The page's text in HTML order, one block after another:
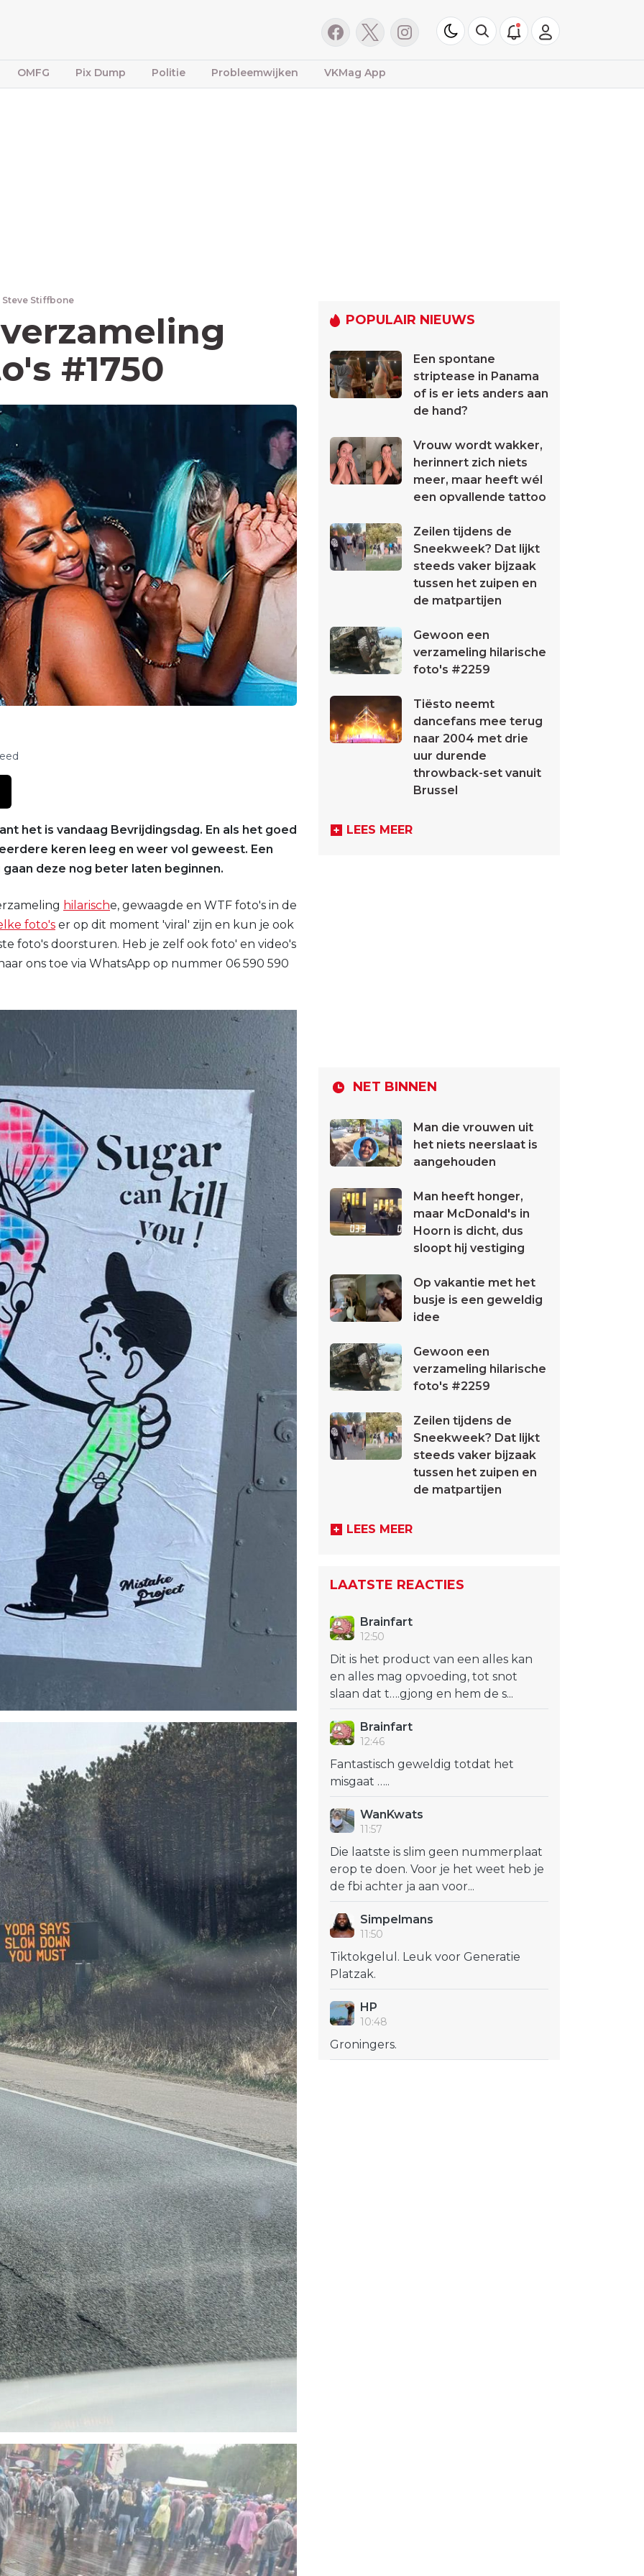
OMFG Pix Dump Politie Probleemwijken VKMag App
Steve Stiffbone
#1750
het is vandaag Bevrijdingsdag. En als het goed
keren leeg en weer vol geweest. Een
deze nog beter laten beginnen.
hilarische, gewaagde en WTF foto's in de
foto's er op dit moment 'viral' zijn en kun je ook
foto's doorsturen. Heb je zelf ook foto' en video's
ons toe via WhatsApp op nummer 06 590 590
POPULAIR NIEUWS
Een spontane
striptease in Panama
of is er iets anders aan
de hand?
Vrouw wordt wakker,
herinnert zich niets
meer, maar heeft wél
een opvallende tattoo
Zeilen tijdens de
Sneekweek? Dat lijkt
steeds vaker bijzaak
tussen het zuipen en
de matpartijen
Gewoon een
verzameling hilarische
foto's #2259
Tiësto neemt
dancefans mee terug
naar 2004 met drie
uur durende
throwback-set vanuit
Brussel
LEES MEER
NET BINNEN
Man die vrouwen uit
het niets neerslaat is
aangehouden
Man heeft honger,
maar McDonald's in
Hoorn is dicht, dus
sloopt hij vestiging
Op vakantie met het
busje is een geweldig
idee
Gewoon een
verzameling hilarische
foto's #2259
Zeilen tijdens de
Sneekweek? Dat lijkt
steeds vaker bijzaak
tussen het zuipen en
de matpartijen
LEES MEER
LAATSTE REACTIES
Brainfart
12:50
Dit is het product van een alles kan
en alles mag opvoeding, tot snot
slaan dat t….gjong en hem de s...
Brainfart
12:46
Fantastisch geweldig totdat het
misgaat …..
WanKwats
11:57
Die laatste is slim geen nummerplaat
erop te doen. Voor je het weet heb je
de fbi achter ja aan voor...
Simpelmans
11:50
Tiktokgelul. Leuk voor Generatie
Platzak.
HP
10:48
Groningers.